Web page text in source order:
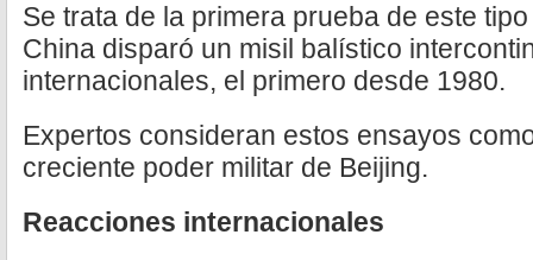
Se trata de la primera prueba de este
China disparó un misil balístico
internacionales, el primero desde 1980.
Expertos consideran estos ensayos
creciente poder militar de Beijing.
Reacciones internacionales